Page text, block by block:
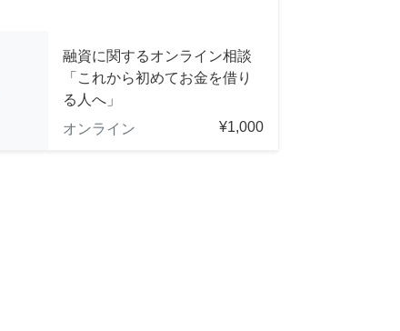
融資に関するオンライン相談
「これから初めてお金を借り
る人へ」
オンライン
¥1,000